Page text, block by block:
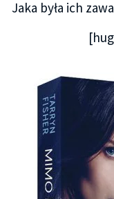
Jaka była ich